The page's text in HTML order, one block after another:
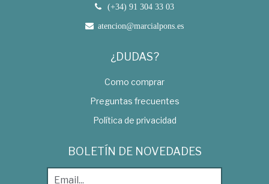
(+34) 91 304 33 03
atencion@marcialpons.es
¿DUDAS?
Como comprar
Preguntas frecuentes
Política de privacidad
BOLETÍN DE NOVEDADES